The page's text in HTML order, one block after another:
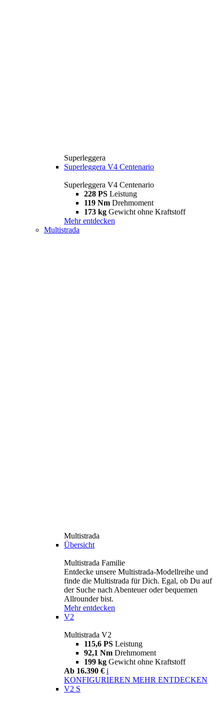
Superleggera
Superleggera V4 Centenario
Superleggera V4 Centenario
228 PS Leistung
119 Nm Drehmoment
173 kg Gewicht ohne Kraftstoff
Mehr entdecken
Multistrada
Multistrada
Übersicht
Multistrada Familie
Entdecke unsere Multistrada-Modellreihe und
finde die Multistrada für Dich. Egal, ob Du auf
der Suche nach Abenteuer oder bequemen
Allrounder bist.
Mehr entdecken
V2
Multistrada V2
115,6 PS Leistung
92,1 Nm Drehmoment
199 kg Gewicht ohne Kraftstoff
Ab 16.390 € i
KONFIGURIEREN MEHR ENTDECKEN
V2 S